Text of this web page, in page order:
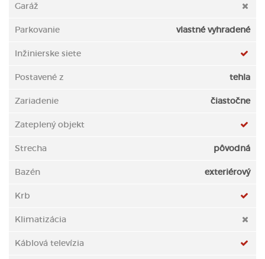
Garáž
Parkovanie vlastné vyhradené
Inžinierske siete
Postavené z tehla
Zariadenie čiastočne
Zateplený objekt
Strecha pôvodná
Bazén exteriérový
Krb
Klimatizácia
Káblová televízia